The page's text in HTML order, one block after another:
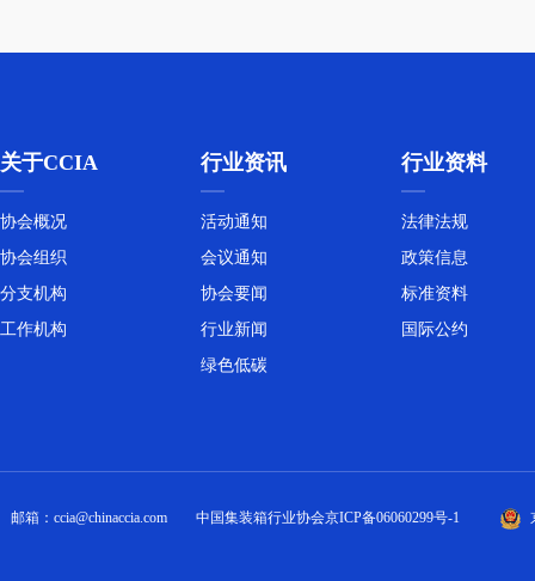
关于CCIA
协会概况
协会组织
分支机构
工作机构
行业资讯
活动通知
会议通知
协会要闻
行业新闻
绿色低碳
行业资料
法律法规
政策信息
标准资料
国际公约
邮箱：ccia@chinaccia.com 中国集装箱行业协会京ICP备06060299号-1